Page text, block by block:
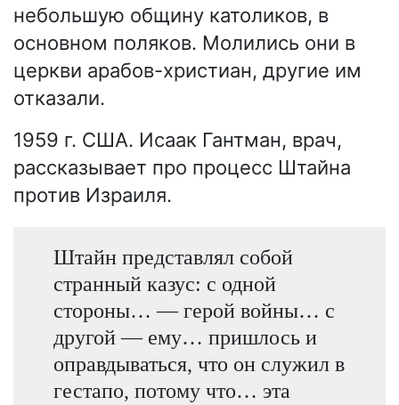
небольшую общину католиков, в
основном поляков. Молились они в
церкви арабов-христиан, другие им
отказали.
1959 г. США. Исаак Гантман, врач,
рассказывает про процесс Штайна
против Израиля.
Штайн представлял собой
странный казус: с одной
стороны… — герой войны… с
другой — ему… пришлось и
оправдываться, что он служил в
гестапо, потому что… эта